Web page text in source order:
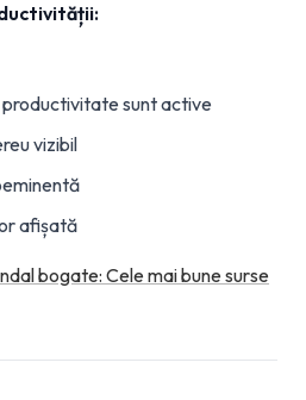
sunt active
vizibil
afișată
bogate: Cele mai bune surse